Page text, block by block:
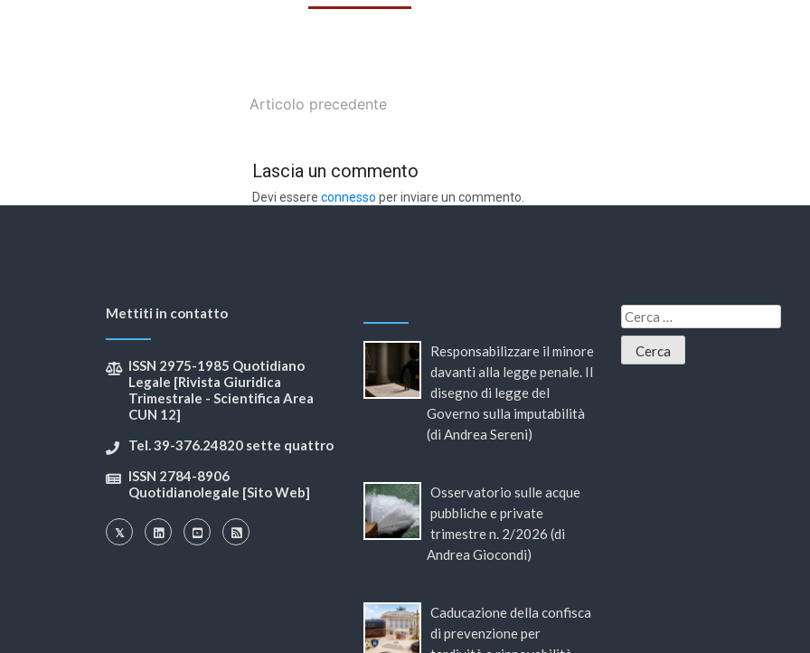
Articolo precedente
Lascia un commento
Devi essere connesso per inviare un commento.
Mettiti in contatto
ISSN 2975-1985 Quotidiano
Legale [Rivista Giuridica
Trimestrale - Scientifica Area
CUN 12]
Tel. 39-376.24820 sette quattro
ISSN 2784-8906
Quotidianolegale [Sito Web]
Responsabilizzare il minore
davanti alla legge penale. Il
disegno di legge del
Governo sulla imputabilità
(di Andrea Sereni)
Osservatorio sulle acque
pubbliche e private
trimestre n. 2/2026 (di
Andrea Giocondi)
Caducazione della confisca
di prevenzione per